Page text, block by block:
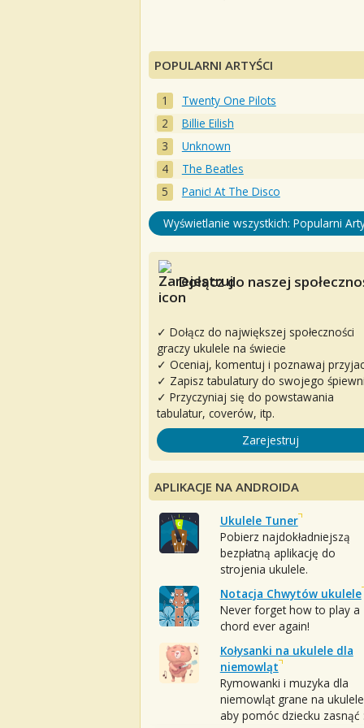
POPULARNI ARTYŚCI
Twenty One Pilots
Billie Eilish
Unknown
The Beatles
Panic! At The Disco
Wyświetlanie wszystkich: Popularni
Dołącz do naszej
✓ Dołącz do największej społeczności
graczy ukulele na świecie
✓ Oceniaj, komentuj i poznawaj
✓ Zapisz tabulatury do swojego
✓ Przyczyniaj się do powstawania
tabulatur, coverów, itp.
Zarejestruj
APLIKACJE NA ANDROIDA
Ukulele Tuner
Pobierz najdokładniejszą
bezpłatną aplikację do
strojenia ukulele.
Notacja Chwytów ukulele
Never forget how to play a
chord ever again!
Kołysanki na ukulele dla
niemowląt
Rymowanki i muzyka dla
niemowląt grane na
aby pomóc dziecku zasnąć